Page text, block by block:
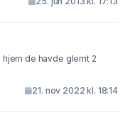
21. nov 2022 kl. 18:14